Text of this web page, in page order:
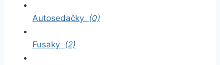
Autosedačky (0)
Fusaky (2)